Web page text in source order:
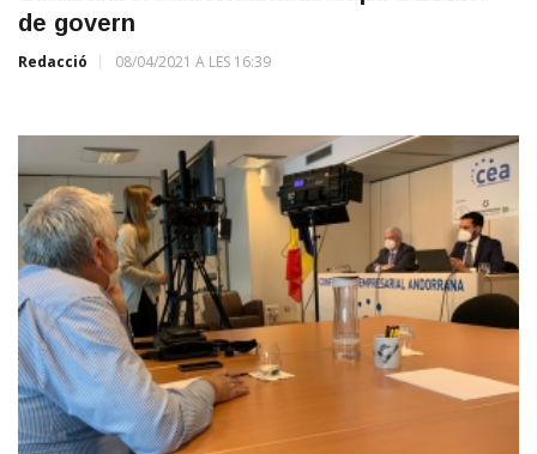
de govern
Redacció 08/04/2021 A LES 16:39